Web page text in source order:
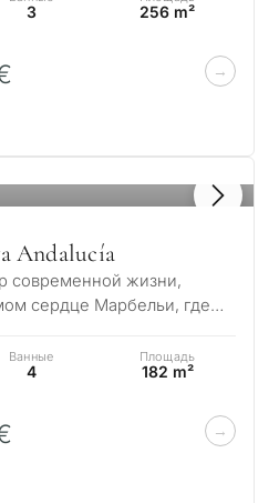
3 256 m²
Andalucía
современной жизни,
сердце Марбельи, где
Ванные
4
Площадь
182 m²
←